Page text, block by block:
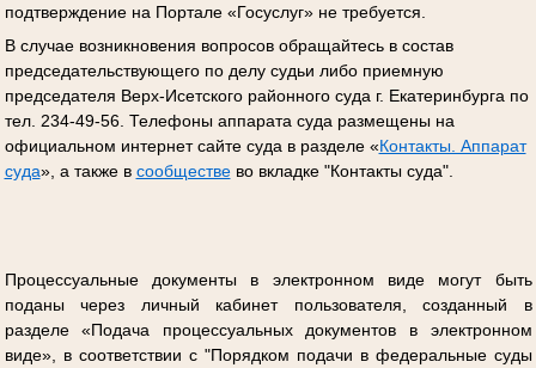
подтверждение на Портале «Госуслуг» не требуется.
В случае возникновения вопросов обращайтесь в состав
председательствующего по делу судьи либо приемную
председателя Верх-Исетского районного суда г. Екатеринбурга по
тел. 234-49-56. Телефоны аппарата суда размещены на
официальном интернет сайте суда в разделе «Контакты. Аппарат
суда», а также в сообществево вкладке "Контакты суда".
Процессуальные документы в электронном виде могут быть
поданы через личный кабинет пользователя, созданный в
разделе «Подача процессуальных документов в электронном
виде», в соответствии с "Порядком подачи в федеральные суды